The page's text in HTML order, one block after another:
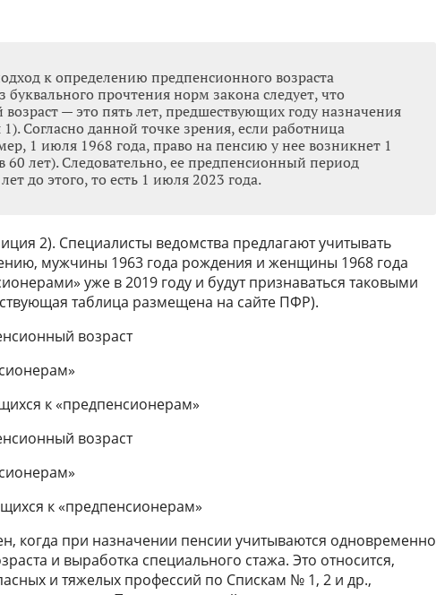
к определению предпенсионного возраста
буквального прочтения норм закона следует, что
— это пять лет, предшествующих году назначения
Согласно данной точке зрения, если работница
1 июля 1968 года, право на пенсию у нее возникнет 1
60 лет). Следовательно, ее предпенсионный период
до этого, то есть 1 июля 2023 года.
2). Специалисты ведомства предлагают учитывать
мужчины 1963 года рождения и женщины 1968 года
уже в 2019 году и будут признаваться таковыми
таблица размещена на сайте ПФР).
возраст
к «предпенсионерам»
возраст
к «предпенсионерам»
когда при назначении пенсии учитываются одновременно
и выработка специального стажа. Это относится,
и тяжелых профессий по Спискам № 1, 2 и др.,